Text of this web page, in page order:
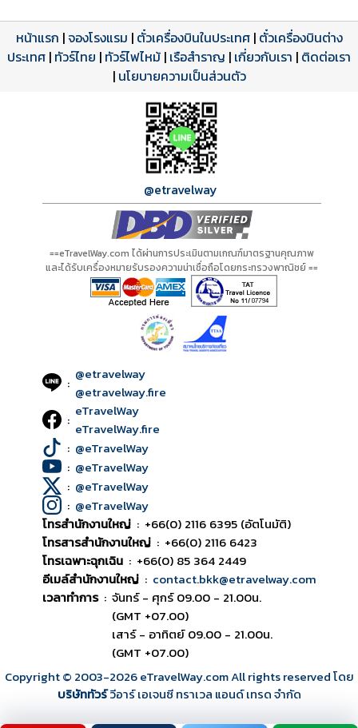
โปรแกรมทัวร์
ดาวน์โหลด PDF
รีวิวลูกค้าจริง
รีวิวจาก eTravelWay
เปิดหน้าเต็ม
ใบอนุญาตนำเที่ยว
เลขที่ 11/11450
เปิดหน้าเต็ม
หน้าแรก |จองโรงแรม | ตั๋วเครื่องบินในประเทศ| ตั๋วเครื่องบินต่าง
ประเทศ | ทัวร์ไทย | ทัวร์ไฟไหม้ | เรือสำราญ | เกี่ยวกับเรา | ติดต่อเรา
| นโยบายความเป็นส่วนตัว
@etravelway
==eTravelWay.com ได้ผ่านการประเมินตามเกณฑ์มาตรฐานคุณภาพ
และได้รับเครื่องหมายรับรองความน่าเชื่อถือโดยกระทรวงพาณิชย์ ==
: @etravelway
@etravelway.fire
: eTravelWay
eTravelWay.fire
: @eTravelWay
: @eTravelWay
: @eTravelWay
: @eTravelWay
โทรสำนักงานใหญ่ : +66(0) 2116 6395 (อัตโนมัติ)
โทรสารสำนักงานใหญ่ : +66(0) 2116 6423
โทรเฉพาะฉุกเฉิน : +66(0) 85 364 2449
อีเมล์สำนักงานใหญ่ : contact.bkk@etravelway.com
เวลาทำการ : จันทร์ - ศุกร์ 09.00 - 21.00น.
(GMT +07.00)
เสาร์ - อาทิตย์ 09.00 - 21.00น.
(GMT +07.00)
Copyright © 2003-2026eTravelWay.com All rights reserved โดย
บริษัททัวร์วีอาร์ เอเจนซี ทราเวล แอนด์ เทรด จำกัด